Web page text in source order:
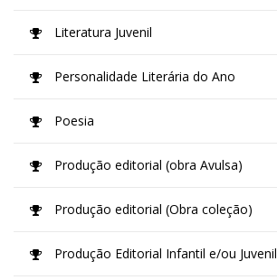
Literatura Juvenil
Personalidade Literária do Ano
Poesia
Produção editorial (obra Avulsa)
Produção editorial (Obra coleção)
Produção Editorial Infantil e/ou Juvenil